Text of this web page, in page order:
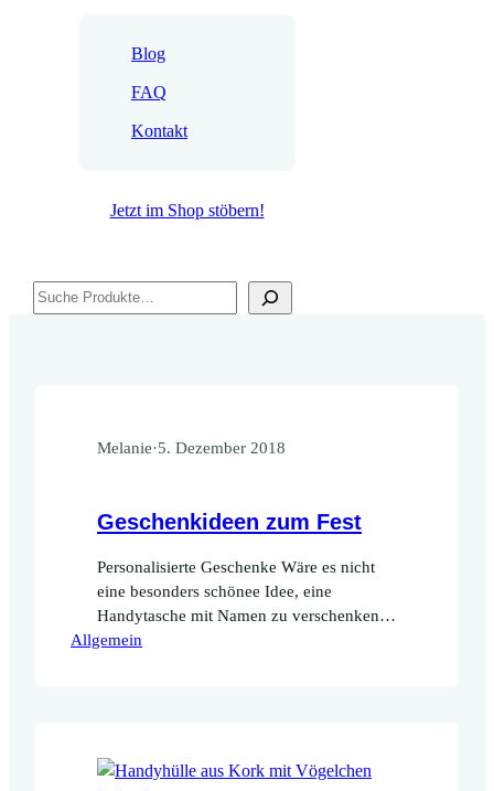
Blog
FAQ
Kontakt
Jetzt im Shop stöbern!
Suchen
Melanie·5. Dezember 2018
Geschenkideen zum Fest
Personalisierte Geschenke Wäre es nicht
eine besonders schönee Idee, eine
Handytasche mit Namen zu verschenken?
Oder mit einem anderen besonderen Text?
Allgemein